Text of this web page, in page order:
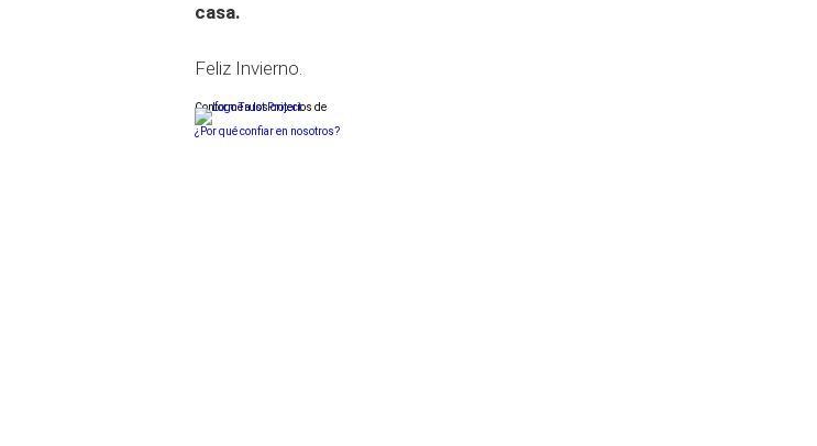
casa.
Feliz Invierno.
Conforme a los criterios de
¿Por qué confiar en nosotros?